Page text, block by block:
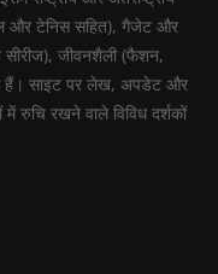
और टेनिस सहित), गैजेट और
सीरीज), जीवनशैली (फैशन,
हैं। साइट पर लेख, अपडेट और
रुचि रखने वाले विविध दर्शकों